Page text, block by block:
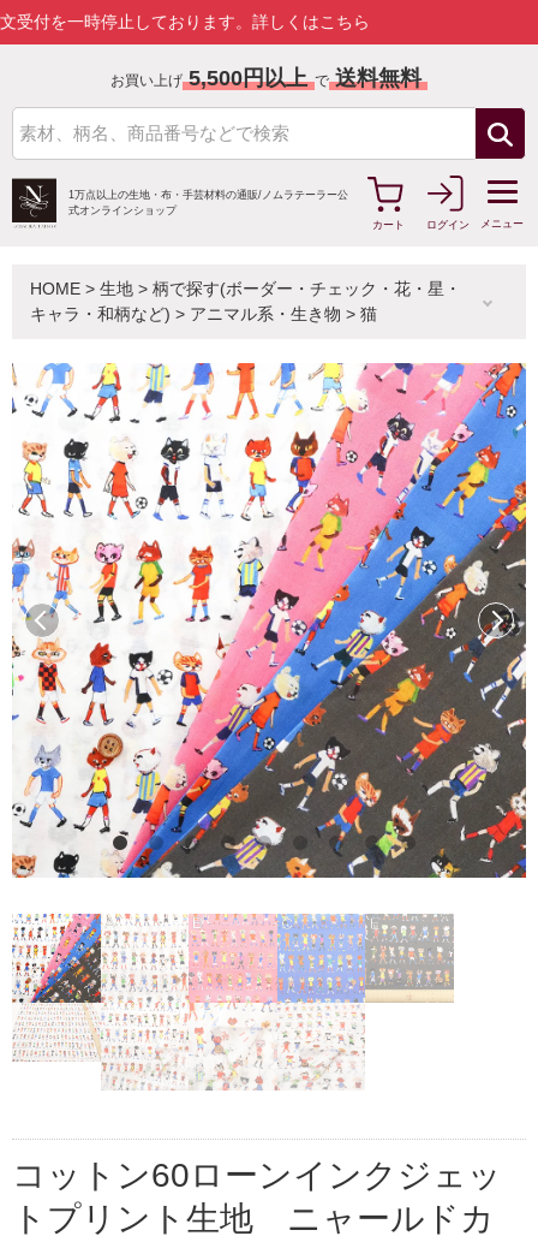
時停止しております。 詳しくはこちら
お買い上げ 5,500円以上 で 送料無料
1万点以上の生地・布・手芸材料の通販/ ノムラテーラー公
式オンラインショップ
カート
ログイン メニュー
HOME > 生地 > 柄で探す(ボーダー・チェック・花・星・
キャラ・和柄など) > アニマル系・生き物 > 猫
前へ 次へ
コットン60ローンインクジェッ
トプリント生地 ニャールドカ